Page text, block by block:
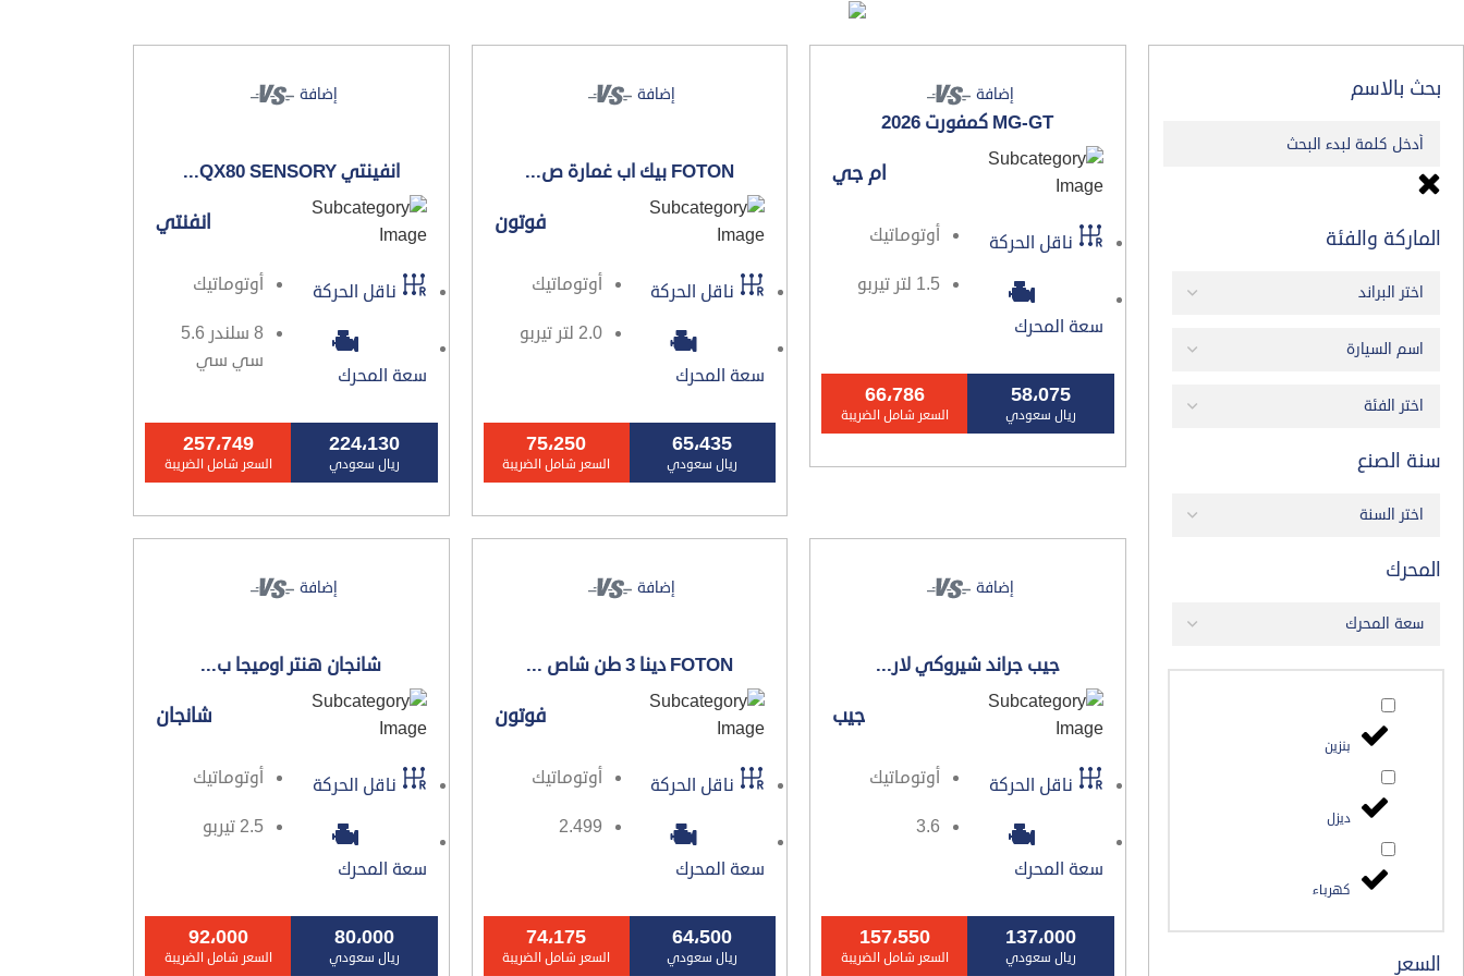
المقارنة
بحث بالاسم
الماركة والفئة
سنة الصنع
المحرك
بنزين
ديزل
كهرباء
السعر
إضافة
MG-GT كمفورت 2026
ام جي
ناقل الحركة
سعة المحرك
أوتوماتيك
1.5 لتر تيربو
58،075
ريال سعودي
66،786
السعر شامل الضريبة
إضافة
FOTON بيك اب غمارة ص...
فوتون
ناقل الحركة
سعة المحرك
أوتوماتيك
2.0 لتر تيربو
65،435
ريال سعودي
75،250
السعر شامل الضريبة
إضافة
انفينتي QX80 SENSORY...
انفنتي
ناقل الحركة
سعة المحرك
أوتوماتيك
8 سلندر 5.6
سي سي
224،130
ريال سعودي
257،749
السعر شامل الضريبة
إضافة
جيب جراند شيروكي لار...
جيب
ناقل الحركة
سعة المحرك
أوتوماتيك
3.6
137،000
ريال سعودي
157،550
السعر شامل الضريبة
إضافة
FOTON دينا 3 طن شاص ...
فوتون
ناقل الحركة
سعة المحرك
أوتوماتيك
2.499
64،500
ريال سعودي
74،175
السعر شامل الضريبة
إضافة
شانجان هنتر اوميجا ب...
شانجان
ناقل الحركة
سعة المحرك
أوتوماتيك
2.5 تيربو
80،000
ريال سعودي
92،000
السعر شامل الضريبة